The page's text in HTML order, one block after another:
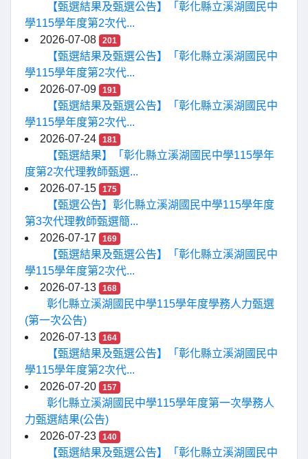
【甄選結果及甄選公告】「彰化縣立溪湖國民中
學115學年度第2次代...
2026-07-08
201
【甄選結果及甄選公告】「彰化縣立溪湖國民中
學115學年度第2次代...
2026-07-09
191
【甄選結果及甄選公告】「彰化縣立溪湖國民中
學115學年度第2次代...
2026-07-24
181
【甄選結果】「彰化縣立溪湖國民中學115學年
度第2次代理教師甄選...
2026-07-15
175
【甄選公告】彰化縣立溪湖國民中學115學年度
第3次代理教師甄選簡...
2026-07-17
169
【甄選結果及甄選公告】「彰化縣立溪湖國民中
學115學年度第2次代...
2026-07-13
168
彰化縣立溪湖國民中學115學年度學務人力甄選
(第一次公告)
2026-07-13
164
【甄選結果及甄選公告】「彰化縣立溪湖國民中
學115學年度第2次代...
2026-07-20
157
彰化縣立溪湖國民中學115學年度第一次學務人
力甄選結果(公告)
2026-07-23
140
【甄選結果及甄選公告】「彰化縣立溪湖國民中